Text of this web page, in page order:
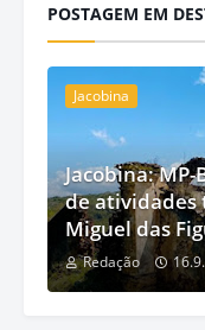
POSTAGEM EM
Jacobina
Jacobina:
de atividades
Miguel das
Redação